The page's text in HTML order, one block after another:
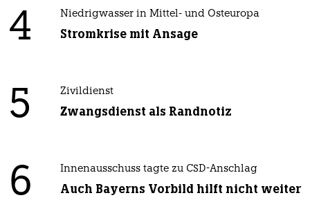
4 Niedrigwasser in Mittel- und Osteuropa
Stromkrise mit Ansage
5 Zivildienst
Zwangsdienst als Randnotiz
6 Innenausschuss tagte zu CSD-Anschlag
Auch Bayerns Vorbild hilft nicht weiter